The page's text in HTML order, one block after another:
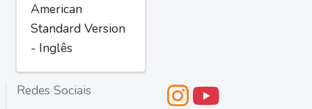
American
Standard Version
- Inglês
Redes Sociais